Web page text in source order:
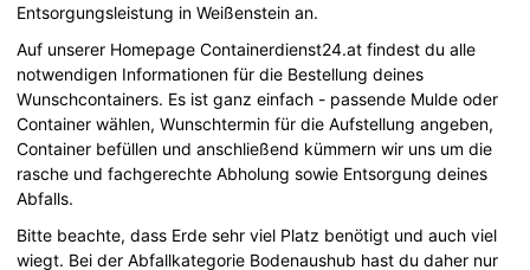
Entsorgungsleistung in Weißenstein an.
Auf unserer Homepage Containerdienst24.at findest du alle
notwendigen Informationen für die Bestellung deines
Wunschcontainers. Es ist ganz einfach - passende Mulde oder
Container wählen, Wunschtermin für die Aufstellung angeben,
Container befüllen und anschließend kümmern wir uns um die
rasche und fachgerechte Abholung sowie Entsorgung deines
Abfalls.
Bitte beachte, dass Erde sehr viel Platz benötigt und auch viel
wiegt. Bei der Abfallkategorie Bodenaushub hast du daher nur